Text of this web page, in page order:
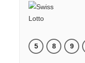
5 8 9